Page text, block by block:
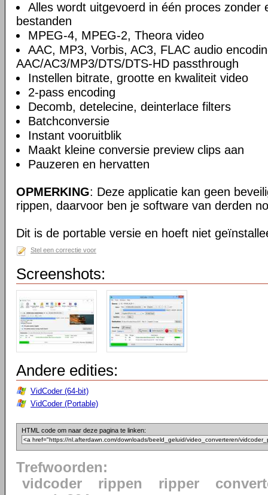
Alles wordt uitgevoerd in één proces zonder
bestanden
MPEG-4, MPEG-2, Theora video
AAC, MP3, Vorbis, AC3, FLAC audio
AAC/AC3/MP3/DTS/DTS-HD passthrough
Instellen bitrate, grootte en kwaliteit video
2-pass encoding
Decomb, detelecine, deinterlace filters
Batchconversie
Instant vooruitblik
Maakt kleine conversie preview clips aan
Pauzeren en hervatten
OPMERKING: Deze applicatie kan geen
rippen, daarvoor ben je software van derden
Dit is de portable versie en hoeft niet
Stel een correctie voor
Screenshots:
Andere edities:
VidCoder (64-bit)
VidCoder (Portable)
HTML code om naar deze pagina te linken:
Trefwoorden:
vidcoder
rippen ripper